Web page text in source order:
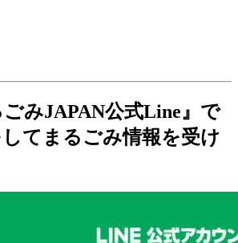
みJAPAN公式Line』で
てまるごみ情報を受け